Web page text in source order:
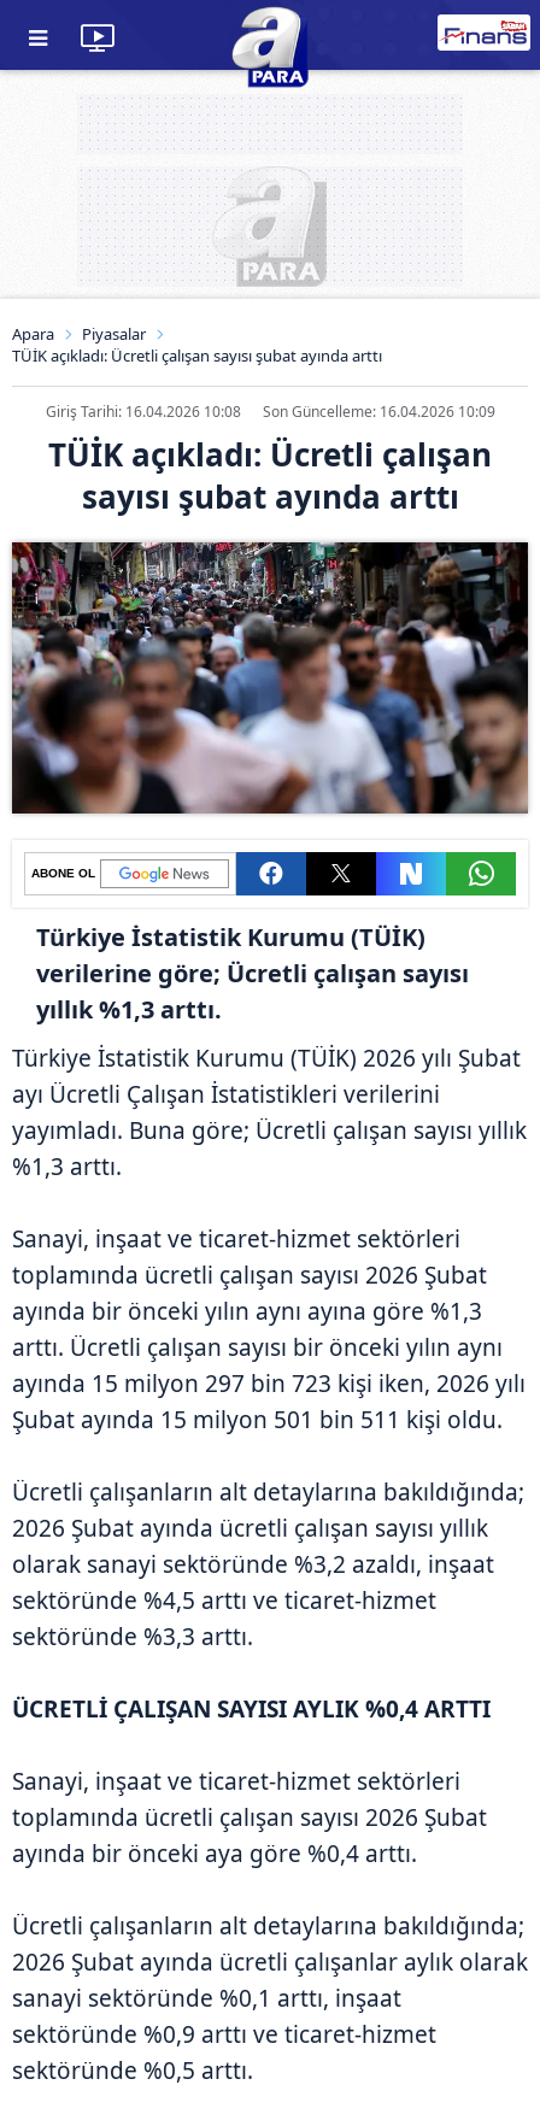
Apara
Piyasalar
TÜİK açıkladı: Ücretli çalışan sayısı şubat ayında arttı
Giriş Tarihi: 16.04.2026 10:08 Son Güncelleme: 16.04.2026 10:09
TÜİK açıkladı: Ücretli çalışan
sayısı şubat ayında arttı
ABONE OL
Türkiye İstatistik Kurumu (TÜİK)
verilerine göre; Ücretli çalışan sayısı
yıllık %1,3 arttı.
Türkiye İstatistik Kurumu (TÜİK) 2026 yılı Şubat
ayı Ücretli Çalışan İstatistikleri verilerini
yayımladı. Buna göre; Ücretli çalışan sayısı yıllık
%1,3 arttı.
Sanayi, inşaat ve ticaret-hizmet sektörleri
toplamında ücretli çalışan sayısı 2026 Şubat
ayında bir önceki yılın aynı ayına göre %1,3
arttı. Ücretli çalışan sayısı bir önceki yılın aynı
ayında 15 milyon 297 bin 723 kişi iken, 2026 yılı
Şubat ayında 15 milyon 501 bin 511 kişi oldu.
Ücretli çalışanların alt detaylarına bakıldığında;
2026 Şubat ayında ücretli çalışan sayısı yıllık
olarak sanayi sektöründe %3,2 azaldı, inşaat
sektöründe %4,5 arttı ve ticaret-hizmet
sektöründe %3,3 arttı.
ÜCRETLİ ÇALIŞAN SAYISI AYLIK %0,4 ARTTI
Sanayi, inşaat ve ticaret-hizmet sektörleri
toplamında ücretli çalışan sayısı 2026 Şubat
ayında bir önceki aya göre %0,4 arttı.
Ücretli çalışanların alt detaylarına bakıldığında;
2026 Şubat ayında ücretli çalışanlar aylık olarak
sanayi sektöründe %0,1 arttı, inşaat
sektöründe %0,9 arttı ve ticaret-hizmet
sektöründe %0,5 arttı.